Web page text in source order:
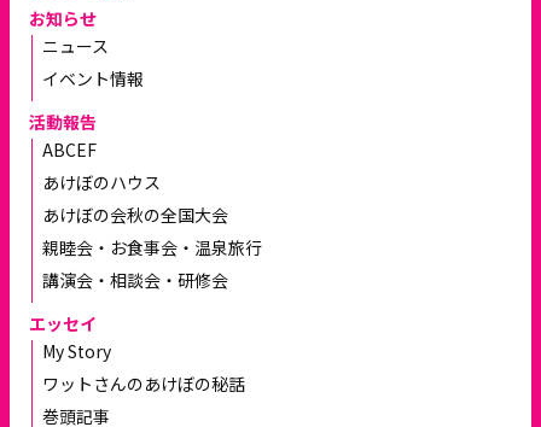
お知らせ
ニュース
イベント情報
活動報告
ABCEF
あけぼのハウス
あけぼの会秋の全国大会
親睦会・お食事会・温泉旅行
講演会・相談会・研修会
エッセイ
My Story
ワットさんのあけぼの秘話
巻頭記事